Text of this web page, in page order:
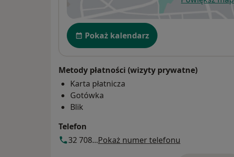
Dostępność
Pokaż kalendarz
Metody płatności (wizyty prywatne)
Karta płatnicza
Gotówka
Blik
Telefon
32 708...Pokaż numer telefonu